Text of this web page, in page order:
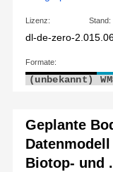
Lizenz:
dl-de-zero-2.0
Stand:
Formate:
(unbekannt)
Geplante
Biotop- und